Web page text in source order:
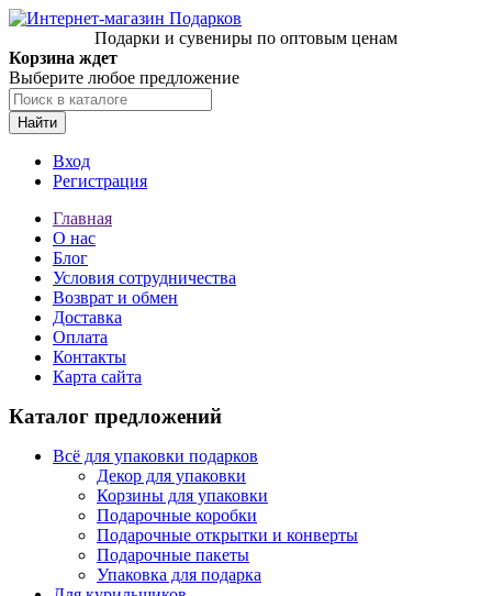
Подарки и сувениры по оптовым ценам
Корзина ждет
Выберите любое предложение
Найти
Вход
Регистрация
Главная
О нас
Блог
Условия сотрудничества
Возврат и обмен
Доставка
Оплата
Контакты
Карта сайта
Каталог предложений
Всё для упаковки подарков
Декор для упаковки
Корзины для упаковки
Подарочные коробки
Подарочные открытки и конверты
Подарочные пакеты
Упаковка для подарка